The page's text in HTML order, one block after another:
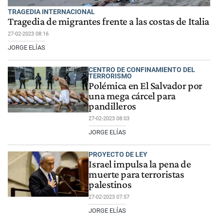
TRAGEDIA INTERNACIONAL
Tragedia de migrantes frente a las costas de Italia
27-02-2023 08:16
JORGE ELÍAS
CENTRO DE CONFINAMIENTO DEL
TERRORISMO
Polémica en El Salvador por
una mega cárcel para
pandilleros
27-02-2023 08:03
JORGE ELÍAS
PROYECTO DE LEY
Israel impulsa la pena de
muerte para terroristas
palestinos
27-02-2023 07:57
JORGE ELÍAS